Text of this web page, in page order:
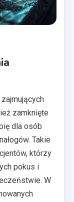
zamknięte
dla osób
Takie
którzy
pokus i
W